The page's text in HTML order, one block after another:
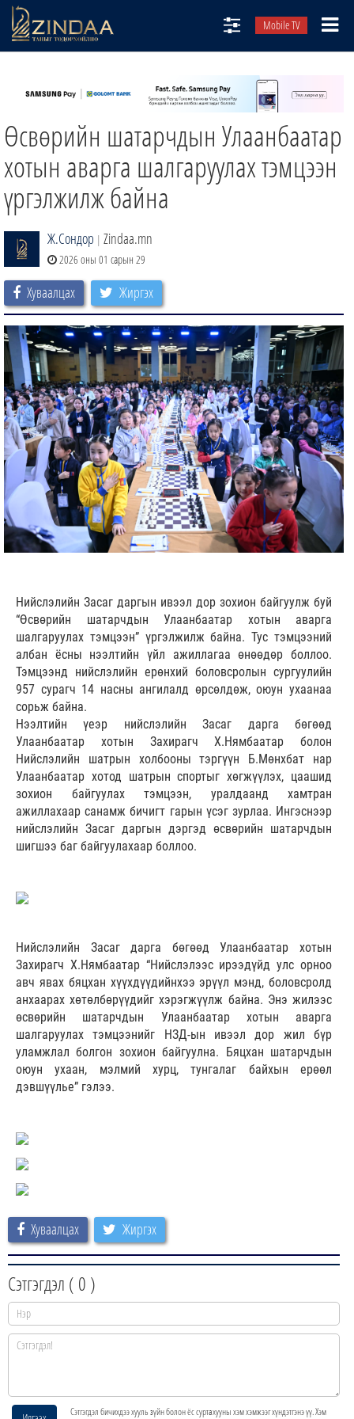
Mobile TV
ТВ8
ӨГЛӨӨНИЙ СОНИН
АУДИО ЗОХИОЛ
Өсвөрийн шатарчдын Улаанбаатар
хотын аварга шалгаруулах тэмцээн
үргэлжилж байна
Ж.Сондор | Zindaa.mn
2026 оны 01 сарын 29
Хуваалцах Жиргэх
Нийслэлийн Засаг даргын ивээл дор зохион байгуулж буй
“Өсвөрийн шатарчдын Улаанбаатар хотын аварга
шалгаруулах тэмцээн” үргэлжилж байна. Тус тэмцээний
албан ёсны нээлтийн үйл ажиллагаа өнөөдөр боллоо.
Тэмцээнд нийслэлийн ерөнхий боловсролын сургуулийн
957 сурагч 14 насны ангилалд өрсөлдөж, оюун ухаанаа
сорьж байна.
Нээлтийн үеэр нийслэлийн Засаг дарга бөгөөд
Улаанбаатар хотын Захирагч Х.Нямбаатар болон
Нийслэлийн шатрын холбооны тэргүүн Б.Мөнхбат нар
Улаанбаатар хотод шатрын спортыг хөгжүүлэх, цаашид
зохион байгуулах тэмцээн, уралдаанд хамтран
ажиллахаар санамж бичигт гарын үсэг зурлаа. Ингэснээр
нийслэлийн Засаг даргын дэргэд өсвөрийн шатарчдын
шигшээ баг байгуулахаар боллоо.
Нийслэлийн Засаг дарга бөгөөд Улаанбаатар хотын
Захирагч Х.Нямбаатар “Нийслэлээс ирээдүйд улс орноо
авч явах бяцхан хүүхдүүдийнхээ эрүүл мэнд, боловсролд
анхаарах хөтөлбөрүүдийг хэрэгжүүлж байна. Энэ жилээс
өсвөрийн шатарчдын Улаанбаатар хотын аварга
шалгаруулах тэмцээнийг НЗД-ын ивээл дор жил бүр
уламжлал болгон зохион байгуулна. Бяцхан шатарчдын
оюун ухаан, мэлмий хурц, тунгалаг байхын ерөөл
дэвшүүлье” гэлээ.
Хуваалцах Жиргэх
Сэтгэгдэл ( 0 )
Сэтгэгдэл бичихдээ хууль зүйн болон ёс суртахууны хэм хэмжээг хүндэтгэнэ үү. Хэм